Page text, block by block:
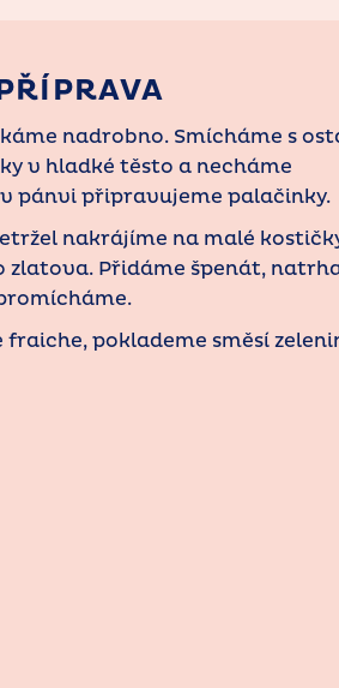
nadrobno. Smícháme s
v hladké těsto a necháme
pánvi připravujeme palačinky.
nakrájíme na malé
zlatova. Přidáme špenát,
poklademe směsí